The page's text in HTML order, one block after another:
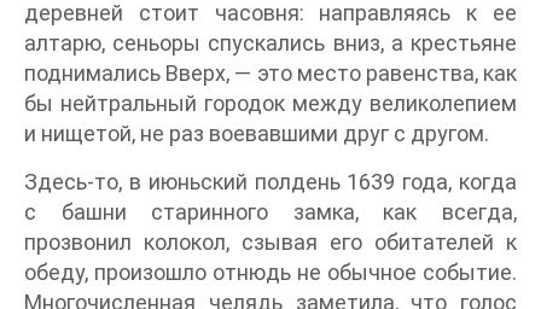
деревней стоит часовня: направляясь к ее
алтарю, сеньоры спускались вниз, а крестьяне
поднимались Вверх, — это место равенства, как
бы нейтральный городок между великолепием
и нищетой, не раз воевавшими друг с другом.
Здесь-то, в июньский полдень 1639 года, когда
с башни старинного замка, как всегда,
прозвонил колокол, сзывая его обитателей к
обеду, произошло отнюдь не обычное событие.
Многочисленная челядь заметила, что голос